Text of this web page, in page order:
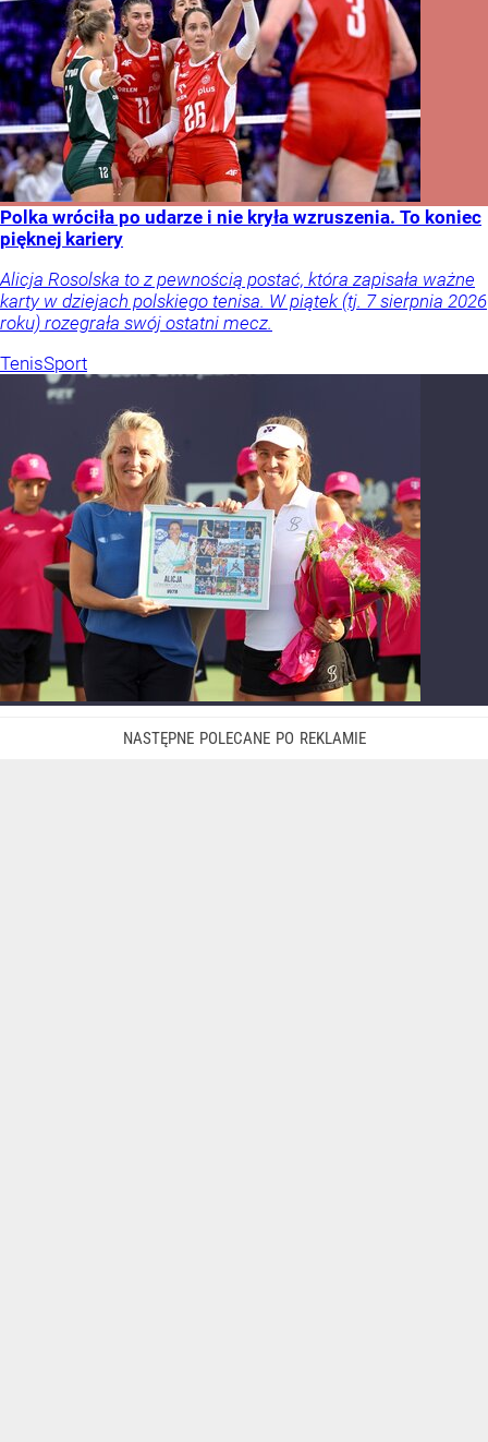
Polka wróciła po udarze i nie kryła wzruszenia. To koniec
pięknej kariery
Alicja Rosolska to z pewnością postać, która zapisała ważne
karty w dziejach polskiego tenisa. W piątek (tj. 7 sierpnia 2026
roku) rozegrała swój ostatni mecz.
TenisSport